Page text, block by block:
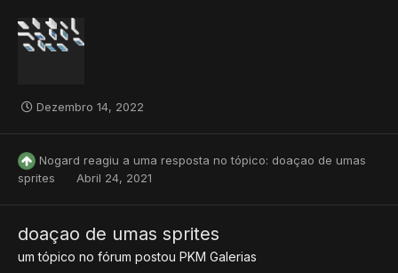
Dezembro 14, 2022
Nogard reagiu a uma resposta no tópico: doaçao de umas
sprites
Abril 24, 2021
doaçao de umas sprites
um tópico no fórum postou PKM Galerias